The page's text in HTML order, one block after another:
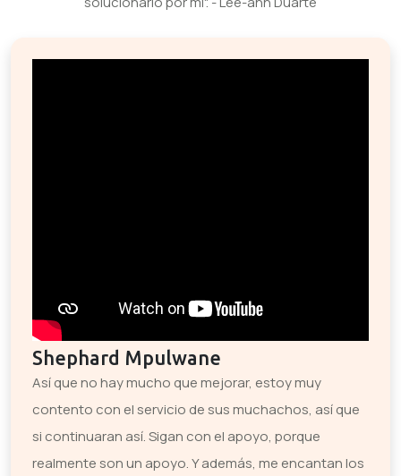
Shephard Mpulwane
Así que no hay mucho que mejorar, estoy muy
contento con el servicio de sus muchachos, así que
si continuaran así. Sigan con el apoyo, porque
realmente son un apoyo. Y además, me encantan los